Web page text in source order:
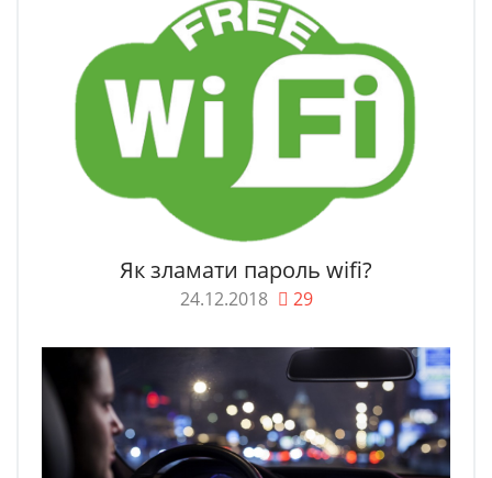
Як зламати пароль wifi?
24.12.2018 29